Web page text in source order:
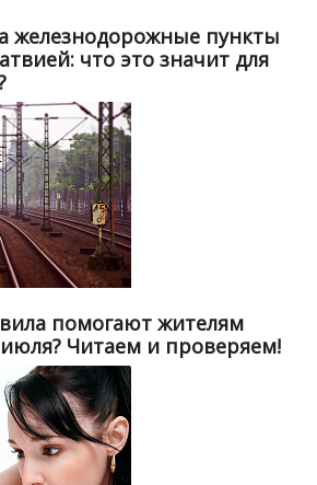
железнодорожные пункты
что это значит для
помогают жителям
Читаем и проверяем!